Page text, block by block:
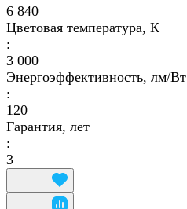
6 840
Цветовая температура, К
:
3 000
Энергоэффективность, лм/Вт
:
120
Гарантия, лет
:
3